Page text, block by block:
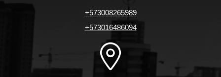
+573008265989
+573016486094